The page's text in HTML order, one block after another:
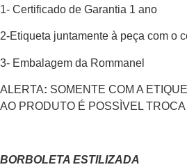
1- Certificado de Garantia 1 ano
2-Etiqueta juntamente à peça com o
3- Embalagem da Rommanel
ALERTA: SOMENTE COM A
AO PRODUTO É POSSÌVEL TROCA
BORBOLETA ESTILIZADA